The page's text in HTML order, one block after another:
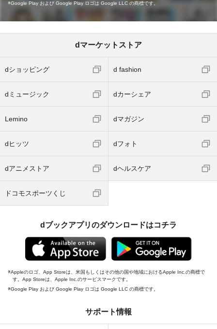
Google Play および Google Play ロゴは Google LLC の商標です。
dマーケットストア
dショッピング d fashion
dミュージック dカーシェア
Lemino dマガジン
dヒッツ dフォト
dアニメストア dヘルスケア
ドコモスポーツくじ
dブックアプリのダウンロードはコチラ
Appleのロゴ、App Storeは、米国もしくはその他の国や地域におけるApple Inc.の商標で
す。App Storeは、Apple Inc.のサービスマークです。
Google Play および Google Play ロゴは Google LLC の商標です。
サポート情報